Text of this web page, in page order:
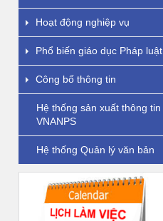
Hoạt động nghiệp vụ
Phổ biến giáo dục Pháp luật
Công bố thông tin
Hệ thống sản xuất thông tin
VNANPS
Hệ thống Quản lý văn bản